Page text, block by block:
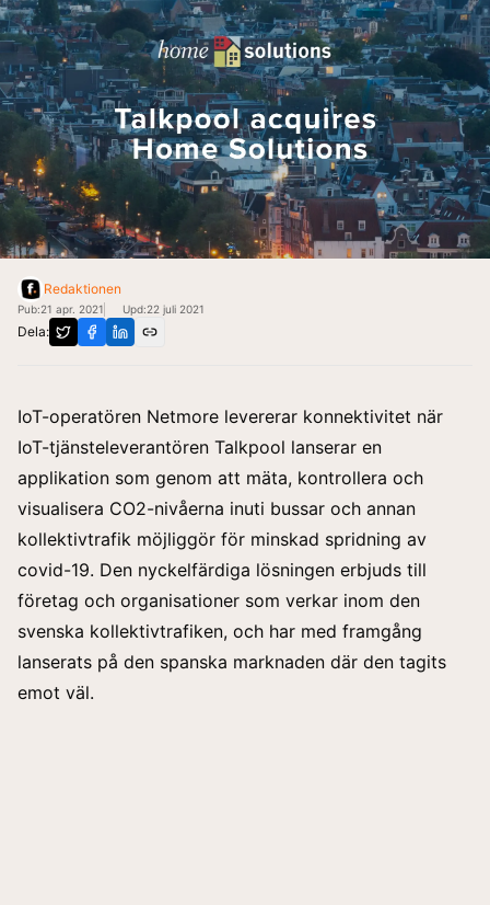
Redaktionen
Pub:21 apr. 2021 Upd:22 juli 2021
Dela:
IoT-operatören Netmore levererar konnektivitet när
IoT-tjänsteleverantören Talkpool lanserar en
applikation som genom att mäta, kontrollera och
visualisera CO2-nivåerna inuti bussar och annan
kollektivtrafik möjliggör för minskad spridning av
covid-19. Den nyckelfärdiga lösningen erbjuds till
företag och organisationer som verkar inom den
svenska kollektivtrafiken, och har med framgång
lanserats på den spanska marknaden där den tagits
emot väl.